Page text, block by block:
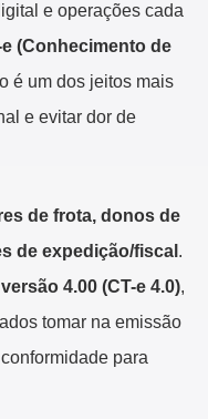
e operações cada
e (Conhecimento de
é um dos jeitos mais
e evitar dor de
de frota, donos de
de expedição/fiscal .
4.00 (CT-e 4.0),
tomar na emissão
para